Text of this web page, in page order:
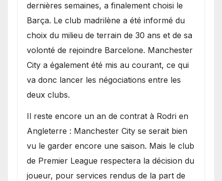
dernières semaines, a finalement choisi le
Barça. Le club madrilène a été informé du
choix du milieu de terrain de 30 ans et de sa
volonté de rejoindre Barcelone. Manchester
City a également été mis au courant, ce qui
va donc lancer les négociations entre les
deux clubs.
​Il reste encore un an de contrat à Rodri en
Angleterre : Manchester City se serait bien
vu le garder encore une saison. Mais le club
de Premier League respectera la décision du
joueur, pour services rendus de la part de